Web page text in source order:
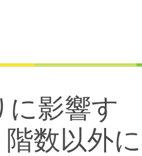
影響す
数以外に